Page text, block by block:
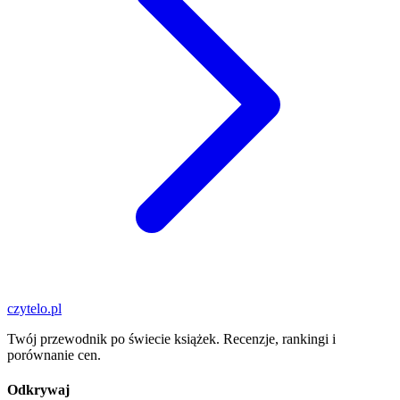
czytelo.pl
Twój przewodnik po świecie książek. Recenzje, rankingi i
porównanie cen.
Odkrywaj